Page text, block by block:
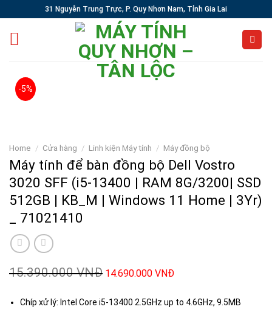
to
content
31 Nguyễn Trung Trực, P. Quy Nhơn Nam, Tỉnh Gia Lai
-5%
Home / Cửa hàng / Linh kiện Máy tính / Máy đồng bộ
Máy tính để bàn đồng bộ Dell Vostro
3020 SFF (i5-13400 | RAM 8G/3200| SSD
512GB | KB_M | Windows 11 Home | 3Yr)
_ 71021410
15.390.000VNĐ 14.690.000 VNĐ
Chíp xử lý: Intel Core i5-13400 2.5GHz up to 4.6GHz, 9.5MB